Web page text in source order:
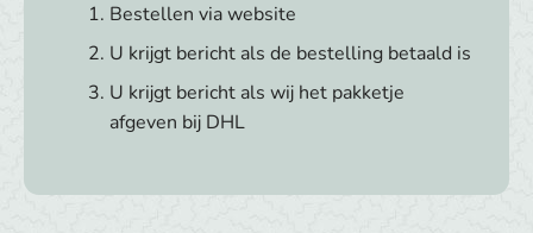
Bestellen via website
U krijgt bericht als de bestelling betaald is
U krijgt bericht als wij het pakketje
afgeven bij DHL